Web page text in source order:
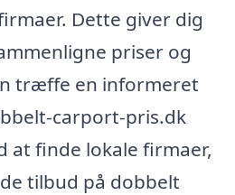
Dette giver dig
priser og
træffe en informeret
carport-pris.dk
at finde lokale firmaer,
tilbud på dobbelt